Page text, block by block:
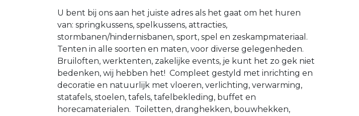
U bent bij ons aan het juiste adres als het gaat om het huren
van: springkussens, spelkussens, attracties,
stormbanen/hindernisbanen, sport, spel en zeskampmateriaal.
Tenten in alle soorten en maten, voor diverse gelegenheden.
Bruiloften, werktenten, zakelijke events, je kunt het zo gek niet
bedenken, wij hebben het! Compleet gestyld met inrichting en
decoratie en natuurlijk met vloeren, verlichting, verwarming,
statafels, stoelen, tafels, tafelbekleding, buffet en
horecamaterialen. Toiletten, dranghekken, bouwhekken,